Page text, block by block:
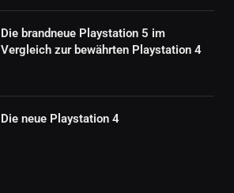
Die brandneue Playstation 5 im
Vergleich zur bewährten Playstation 4
Die neue Playstation 4